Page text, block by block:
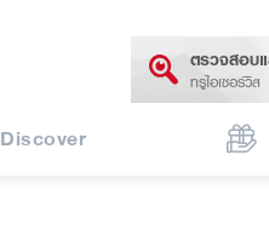
ตรวจสอบแ
ทรูไอเซอร์วิส
Discover